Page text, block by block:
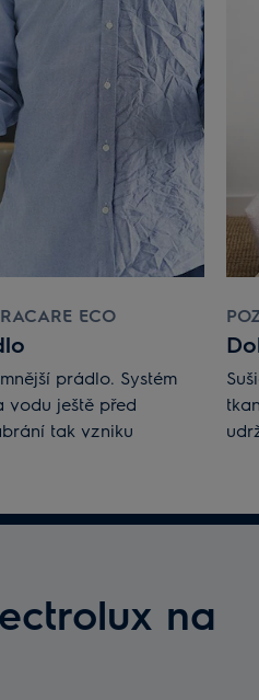
ECO
prádlo. Systém
vodu ještě před
tak vzniku
na